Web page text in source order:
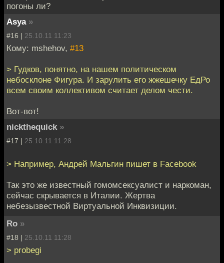
погоны ли?
Asya »
#16 | 25.10.11 11:23
Кому: mshehov, #13
> Гудков, понятно, на нашем политическом
небосклоне Фигура. И зарулить его жжешечку ЕдРо
всем своим коллективом считает делом чести.
Вот-вот!
nickthequick »
#17 | 25.10.11 11:28
> Например, Андрей Мальгин пишет в Facebook
Так это же известный гомомсексуалист и наркоман,
сейчас скрывается в Италии. Жертва
небезызвестной Виртуальной Инквизиции.
Ro »
#18 | 25.10.11 11:28
> probegi